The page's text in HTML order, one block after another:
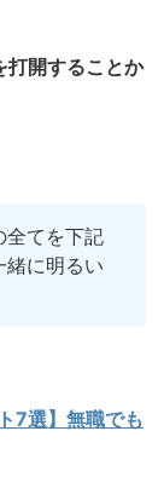
打開することか
全てを下記
緒に明るい
7選】無職でも